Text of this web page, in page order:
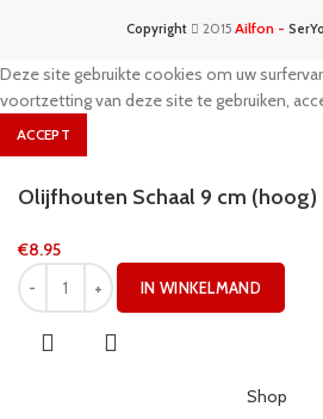
Copyright 2015 Ailfon -
Deze site gebruikte cookies om uw
voortzetting van deze site te gebruiken,
ACCEPT
Olijfhouten Schaal 9 cm (hoog)
€8.95
IN WINKELMAND
Shop